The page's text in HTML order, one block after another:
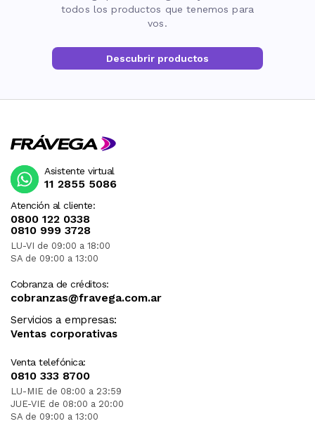
todos los productos que tenemos para
vos.
Descubrir productos
Atención al cliente:
0800 122 0338
0810 999 3728
LU-VI de 09:00 a 18:00
SA de 09:00 a 13:00
Cobranza de créditos:
cobranzas@fravega.com.ar
Servicios a empresas:
Ventas corporativas
Venta telefónica:
0810 333 8700
LU-MIE de 08:00 a 23:59
JUE-VIE de 08:00 a 20:00
SA de 09:00 a 13:00
Asistente virtual
11 2855 5086